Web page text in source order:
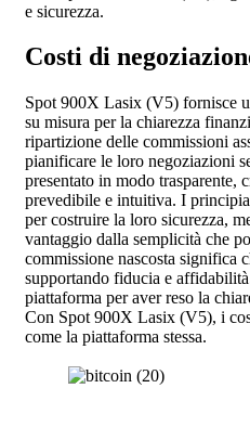
e sicurezza.
Costi di
Spot 900X Lasix (V5) fornisce
su misura per la chiarezza
ripartizione delle commissioni
pianificare le loro negoziazioni
presentato in modo trasparente,
prevedibile e intuitiva. I
per costruire la loro sicurezza,
vantaggio dalla semplicità che
commissione nascosta significa
supportando fiducia e
piattaforma per aver reso la
Con Spot 900X Lasix (V5), i
come la piattaforma stessa.